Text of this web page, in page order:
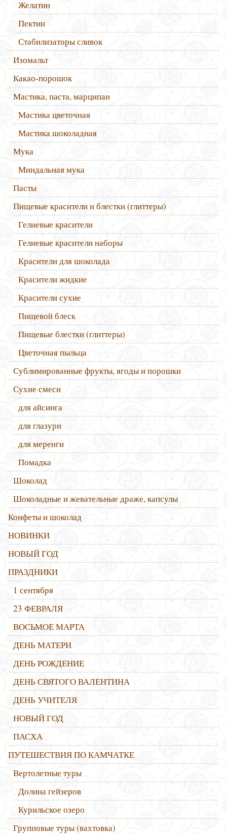
Желатин
Пектин
Стабилизаторы сливок
Изомальт
Какао-порошок
Мастика, паста, марципан
Мастика цветочная
Мастика шоколадная
Мука
Миндальная мука
Пасты
Пищевые красители и блестки (глиттеры)
Гелиевые красители
Гелиевые красители наборы
Красители для шоколада
Красители жидкие
Красители сухие
Пищевой блеск
Пищевые блестки (глиттеры)
Цветочная пыльца
Сублимированные фрукты, ягоды и порошки
Сухие смеси
для айсинга
для глазури
для меренги
Помадка
Шоколад
Шоколадные и жевательные драже, капсулы
Конфеты и шоколад
НОВИНКИ
НОВЫЙ ГОД
ПРАЗДНИКИ
1 сентября
23 ФЕВРАЛЯ
ВОСЬМОЕ МАРТА
ДЕНЬ МАТЕРИ
ДЕНЬ РОЖДЕНИЕ
ДЕНЬ СВЯТОГО ВАЛЕНТИНА
ДЕНЬ УЧИТЕЛЯ
НОВЫЙ ГОД
ПАСХА
ПУТЕШЕСТВИЯ ПО КАМЧАТКЕ
Вертолетные туры
Долина гейзеров
Курильское озеро
Групповые туры (вахтовка)